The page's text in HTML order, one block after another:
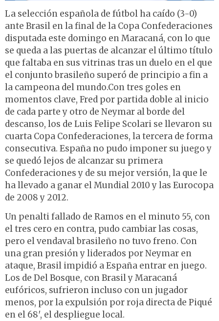
La selección española de fútbol ha caído (3-0)
ante Brasil en la final de la Copa Confederaciones
disputada este domingo en Maracaná, con lo que
se queda a las puertas de alcanzar el último título
que faltaba en sus vitrinas tras un duelo en el que
el conjunto brasileño superó de principio a fin a
la campeona del mundo.Con tres goles en
momentos clave, Fred por partida doble al inicio
de cada parte y otro de Neymar al borde del
descanso, los de Luis Felipe Scolari se llevaron su
cuarta Copa Confederaciones, la tercera de forma
consecutiva. España no pudo imponer su juego y
se quedó lejos de alcanzar su primera
Confederaciones y de su mejor versión, la que le
ha llevado a ganar el Mundial 2010 y las Eurocopa
de 2008 y 2012.
Un penalti fallado de Ramos en el minuto 55, con
el tres cero en contra, pudo cambiar las cosas,
pero el vendaval brasileño no tuvo freno. Con
una gran presión y liderados por Neymar en
ataque, Brasil impidió a España entrar en juego.
Los de Del Bosque, con Brasil y Maracaná
eufóricos, sufrieron incluso con un jugador
menos, por la expulsión por roja directa de Piqué
en el 68′, el despliegue local.